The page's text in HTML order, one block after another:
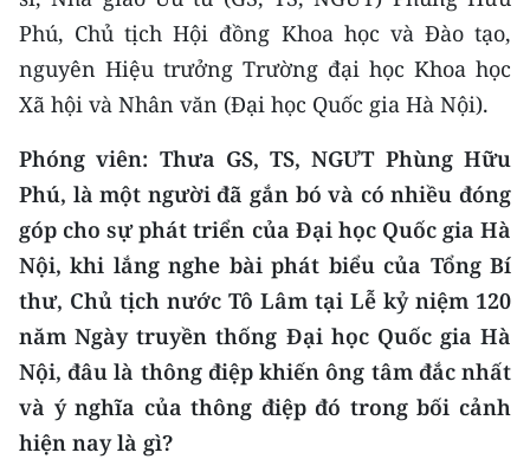
CHƯƠNG TRÌNH OCOP - MỖI XÃ
MỘT SẢN PHẨM
RADIO
MEDIA CENTER
E-Magazine
Video
Media Chính trị
Media Kinh tế
Media Văn hóa
Phú, Chủ tịch Hội đồng Khoa học và Đào tạo,
nguyên Hiệu trưởng Trường đại học Khoa học
Xã hội và Nhân văn (Đại học Quốc gia Hà Nội).
Phóng viên: Thưa GS, TS, NGƯT Phùng Hữu
Phú, là một người đã gắn bó và có nhiều đóng
góp cho sự phát triển của Đại học Quốc gia Hà
Nội, khi lắng nghe bài phát biểu của Tổng Bí
thư, Chủ tịch nước Tô Lâm tại Lễ kỷ niệm 120
năm Ngày truyền thống Đại học Quốc gia Hà
Nội, đâu là thông điệp khiến ông tâm đắc nhất
và ý nghĩa của thông điệp đó trong bối cảnh
hiện nay là gì?